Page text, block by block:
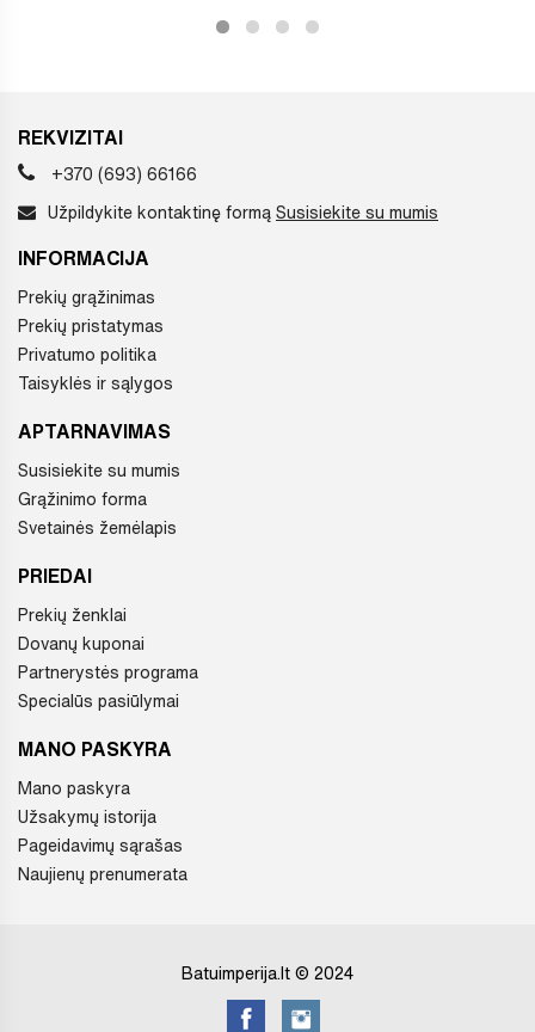
REKVIZITAI
+370 (693) 66166
Užpildykite kontaktinę formą Susisiekite su mumis
INFORMACIJA
Prekių grąžinimas
Prekių pristatymas
Privatumo politika
Taisyklės ir sąlygos
APTARNAVIMAS
Susisiekite su mumis
Grąžinimo forma
Svetainės žemėlapis
PRIEDAI
Prekių ženklai
Dovanų kuponai
Partnerystės programa
Specialūs pasiūlymai
MANO PASKYRA
Mano paskyra
Užsakymų istorija
Pageidavimų sąrašas
Naujienų prenumerata
Batuimperija.lt © 2024